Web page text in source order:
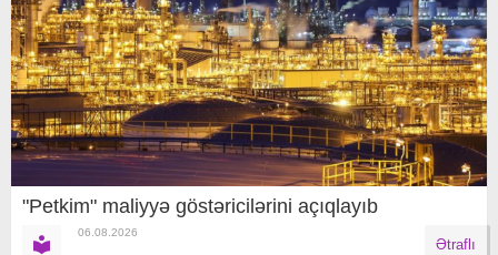
"Petkim" maliyyə göstəricilərini açıqlayıb
06.08.2026
Ətraflı